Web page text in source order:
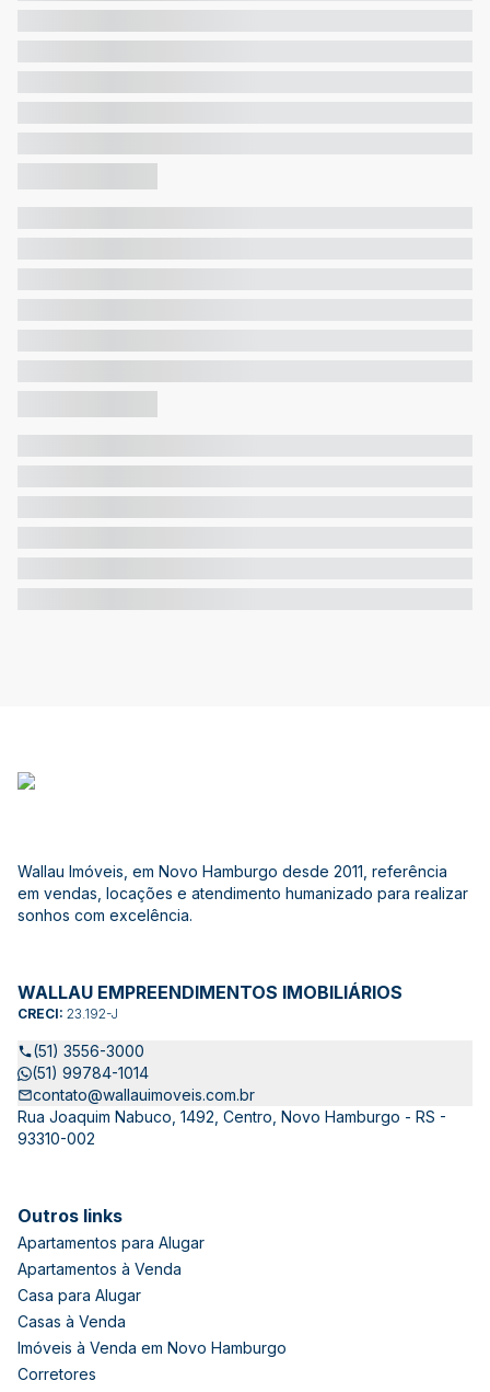
Wallau Imóveis, em Novo Hamburgo desde 2011, referência
em vendas, locações e atendimento humanizado para realizar
sonhos com excelência.
WALLAU EMPREENDIMENTOS IMOBILIÁRIOS
CRECI: 23.192-J
(51) 3556-3000
(51) 99784-1014
contato@wallauimoveis.com.br
Rua Joaquim Nabuco, 1492, Centro, Novo Hamburgo - RS -
93310-002
Outros links
Apartamentos para Alugar
Apartamentos à Venda
Casa para Alugar
Casas à Venda
Imóveis à Venda em Novo Hamburgo
Corretores